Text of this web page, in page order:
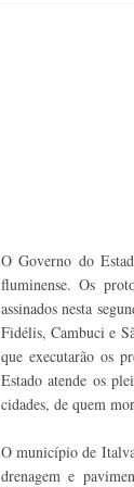
O Governo do
fluminense. Os
assinados nesta
Fidélis, Cambuci e
que executarão os
Estado atende os
cidades, de quem
O município de
drenagem e